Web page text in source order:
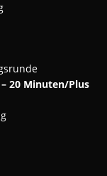
– 20 Minuten/Plus